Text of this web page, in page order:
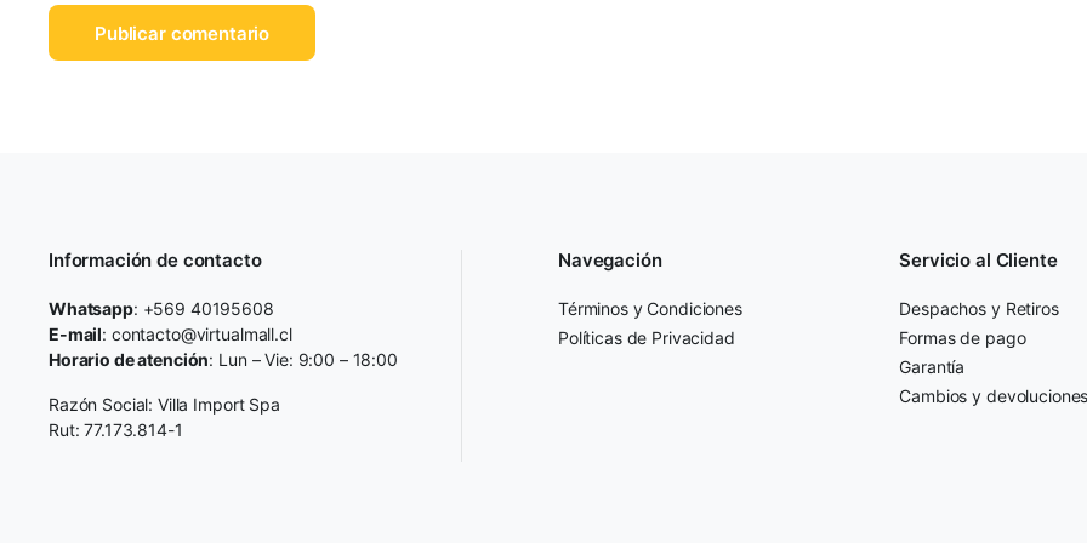
Información de contacto
Whatsapp: +569 40195608
E-mail: contacto@virtualmall.cl
Horario de atención: Lun – Vie: 9:00 – 18:00
Razón Social: Villa Import Spa
Rut: 77.173.814-1
Navegación
Términos y Condiciones
Políticas de Privacidad
Servicio al Cliente
Despachos y Retiros
Formas de pago
Garantía
Cambios y